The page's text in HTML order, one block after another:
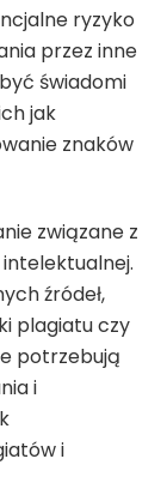
ryzyko
przez inne
świadomi
jak
znaków
związane z
źródeł,
plagiatu czy
potrzebują
i
i